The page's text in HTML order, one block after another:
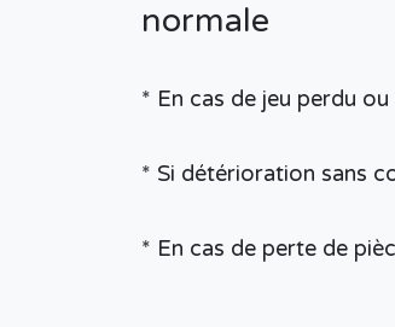
normale
* En cas de jeu perdu
* Si détérioration sans
* En cas de perte de